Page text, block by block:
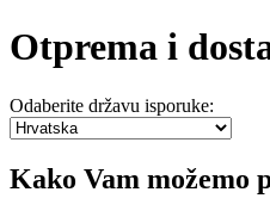
Otprema i
Odaberite državu isporuke:
Kako Vam možemo